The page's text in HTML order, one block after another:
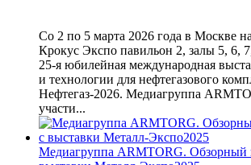
Со 2 по 5 марта 2026 года в Москве
Крокус Экспо павильон 2, залы 5, 6,
25-я юбилейная международная
и технологии для нефтегазового
Нефтегаз-2026. Медиагруппа
участи...
Медиагруппа ARMTORG. Обзорный